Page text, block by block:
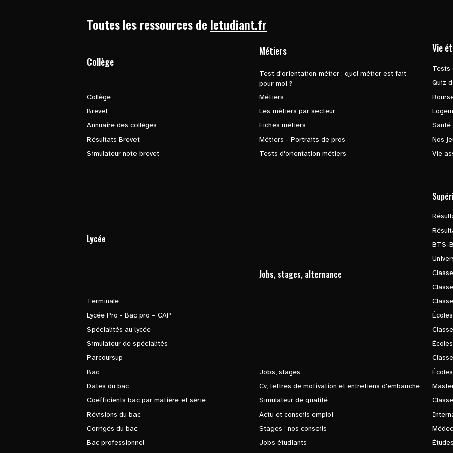
Toutes les ressources de letudiant.fr
Collège
Collège
Brevet
Annuaire des collèges
Résultats Brevet
Simulateur note brevet
Métiers
Test d'orientation métier : quel métier est fait
pour moi ?
Métiers
Les métiers par secteur
Fiches métiers
Métiers - Portraits de pros
Tests d'orientation métiers
Vie
Tests
Quiz
Santé
Nos
Vie
Lycée
Terminale
Lycée Pro - Bac pro – CAP
Spécialités au lycée
Simulateur de spécialités
Parcoursup
Bac
Dates du bac
Coefficients bac par matière et série
Révisions du bac
Corrigés du bac
Bac professionnel
Jobs, stages, alternance
Jobs, stages
Cv, lettres de motivation et entretiens d'embauche
Simulateur de qualité
Actu et conseils emploi
Stages : nos conseils
Jobs étudiants
BTS-